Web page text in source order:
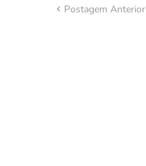
Postagem Anterior